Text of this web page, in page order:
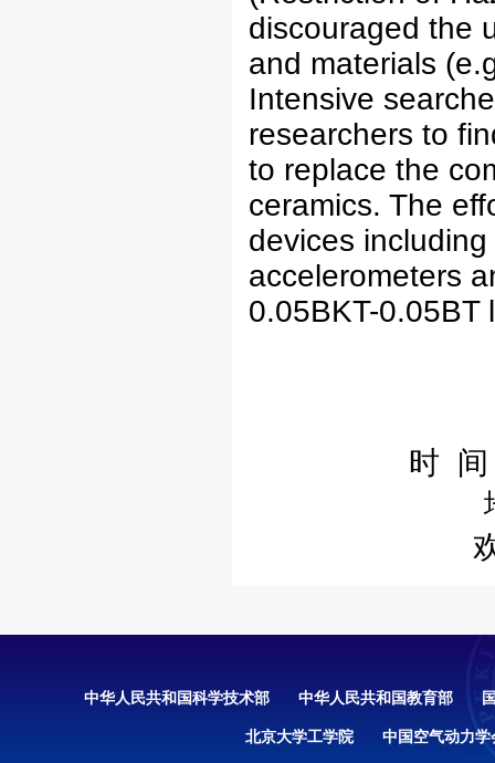
discouraged the
and materials
Intensive
researchers to
to replace the
ceramics. The
devices
accelerometers
0.05BKT-0.05BT
时 间
中华人民共和国科学技术部 中华人民共和国教育部
北京大学工学院 中国空气动力学